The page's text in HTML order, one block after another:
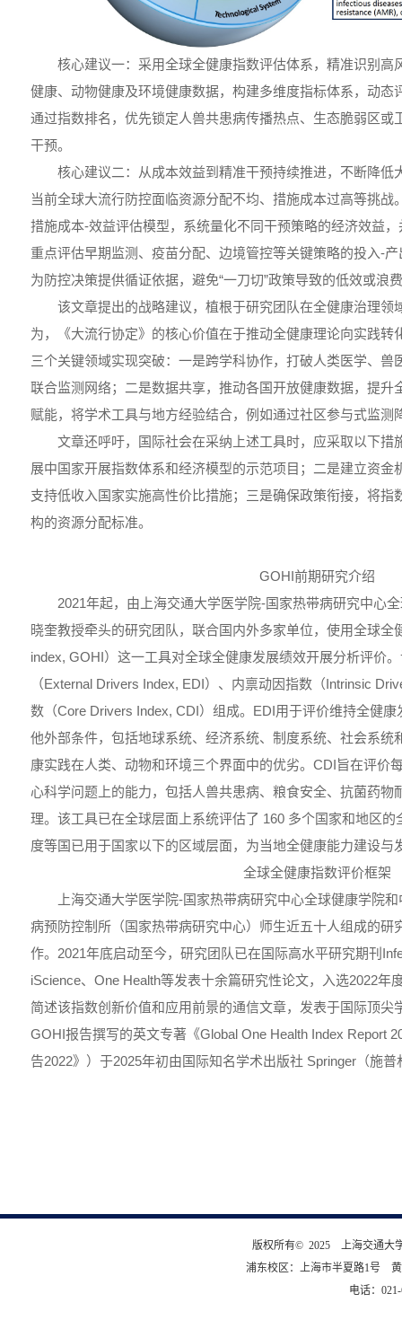
版权所有© 2025 上海交通大
浦东校区：上海市半夏路1号
电话：
核心建议一：采用全球全健康指数评估体系，精准识别高
健康、动物健康及环境健康数据，构建多维度指标体系，动态
通过指数排名，优先锁定人兽共患病传播热点、生态脆弱区或
干预。
核心建议二：从成本效益到精准干预持续推进，不断降低
当前全球大流行防控面临资源分配不均、措施成本过高等挑战
措施成本-效益评估模型，系统量化不同干预策略的经济效益
重点评估早期监测、疫苗分配、边境管控等关键策略的投入-
为防控决策提供循证依据，避免“一刀切”政策导致的低效或浪
该文章提出的战略建议，植根于研究团队在全健康治理领
为，《大流行协定》的核心价值在于推动全健康理论向实践转
三个关键领域实现突破：一是跨学科协作，打破人类医学、兽
联合监测网络；二是数据共享，推动各国开放健康数据，提升
赋能，将学术工具与地方经验结合，例如通过社区参与式监测
文章还呼吁，国际社会在采纳上述工具时，应采取以下措
展中国家开展指数体系和经济模型的示范项目；二是建立资金
支持低收入国家实施高性价比措施；三是确保政策衔接，将指
构的资源分配标准。
GOHI前期研究介绍
2021年起，由上海交通大学医学院-国家热带病研究中心
晓奎教授牵头的研究团队，联合国内外多家单位，使用全球全
index, GOHI）这一工具对全球全健康发展绩效开展分析评价
（External Drivers Index, EDI）、内禀动因指数（Intrinsic
数（Core Drivers Index, CDI）组成。EDI用于评价维持全健
他外部条件，包括地球系统、经济系统、制度系统、社会系统
康实践在人类、动物和环境三个界面中的优劣。CDI旨在评价
心科学问题上的能力，包括人兽共患病、粮食安全、抗菌药物
理。该工具已在全球层面上系统评估了 160 多个国家和地区
度等国已用于国家以下的区域层面，为当地全健康能力建设与
全球全健康指数评价框架
上海交通大学医学院-国家热带病研究中心全球健康学院
病预防控制所（国家热带病研究中心）师生近五十人组成的研
作。2021年底启动至今，研究团队已在国际高水平研究期刊
iScience、One Health等发表十余篇研究性论文，入选2022年
简述该指数创新价值和应用前景的通信文章，发表于国际顶尖
GOHI报告撰写的英文专著《Global One Health Index Report
告2022》）于2025年初由国际知名学术出版社 Springer（施